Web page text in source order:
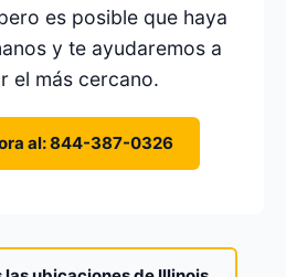
es posible que haya
y te ayudaremos a
el más cercano.
al: 844-387-0326